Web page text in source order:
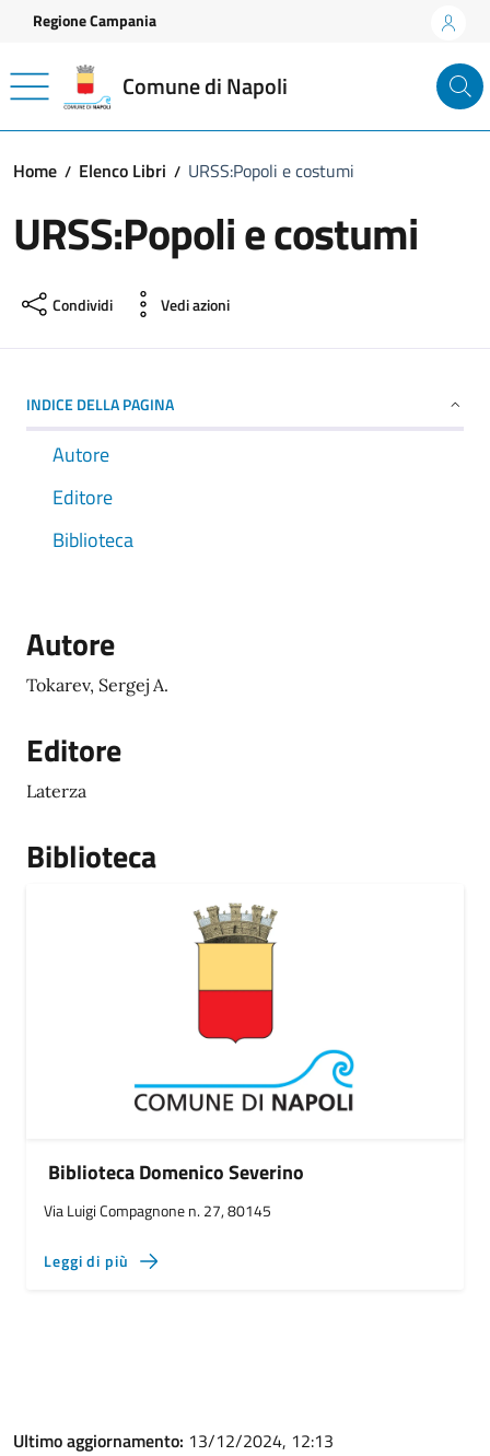
Vai ai contenuti
Vai al footer
Regione Campania
Comune di Napoli
Home Elenco Libri URSS:Popoli e costumi
URSS:Popoli e costumi
Condividi Vedi azioni
INDICE DELLA PAGINA
Autore
Editore
Biblioteca
Autore
Tokarev, Sergej A.
Editore
Laterza
Biblioteca
Biblioteca Domenico Severino
Via Luigi Compagnone n. 27, 80145
Leggi di più
Ultimo aggiornamento: 13/12/2024, 12:13